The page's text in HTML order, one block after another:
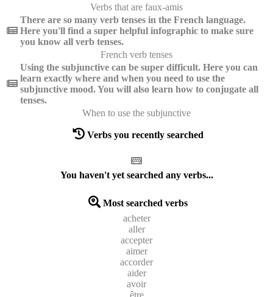
Verbs that are faux-amis
There are so many verb tenses in the French language.
Here you'll find a super helpful infographic to make sure
you know all verb tenses.
French verb tenses
Using the subjunctive can be super difficult. Here you can
learn exactly where and when you need to use the
subjunctive mood. You will also learn how to conjugate all
tenses.
When to use the subjunctive
Verbs you recently searched
You haven't yet searched any verbs...
Most searched verbs
acheter
aller
accepter
aimer
accorder
aider
avoir
être